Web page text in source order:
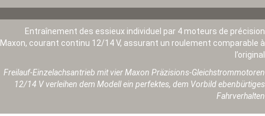
Entraînement des essieux individuel par 4 moteurs de précision
Maxon, courant continu 12/14 V, assurant un roulement comparable à
l’original
Freilauf-Einzelachsantrieb mit vier Maxon Präzisions-Gleichstrommotoren
12/14 V verleihen dem Modell ein perfektes, dem Vorbild ebenbürtiges
Fahrverhalten